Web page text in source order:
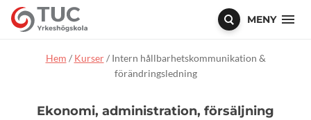
MENY
Hem / Kurser/ Intern hållbarhetskommunikation &
förändringsledning
Ekonomi, administration, försäljning